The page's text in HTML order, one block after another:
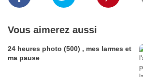
Vous aimerez aussi
24 heures photo (500) , mes larmes et
ma pause